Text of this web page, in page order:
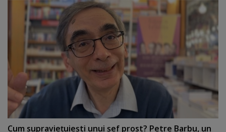
Cum supravieţuieşti unui şef prost? Petre Barbu, un